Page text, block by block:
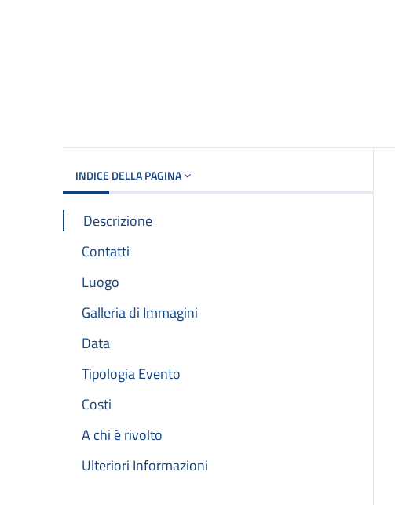
INDICE DELLA PAGINA
Descrizione
Contatti
Luogo
Galleria di Immagini
Data
Tipologia Evento
Costi
A chi è rivolto
Ulteriori Informazioni